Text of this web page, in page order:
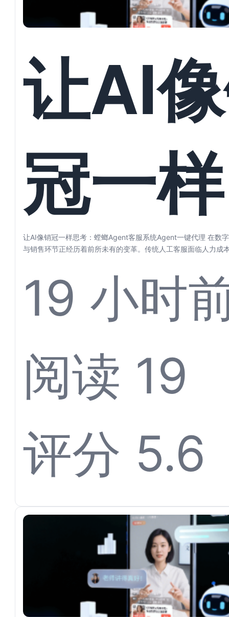
让AI
冠一
考：
服系统
让AI像销冠一样思考：螳螂Agent客服系统Agent一键代理 在数
与销售环节正经历着前所未有的变革。传统人工客服面临人力成
19 小时
阅读 19
评分 5.6